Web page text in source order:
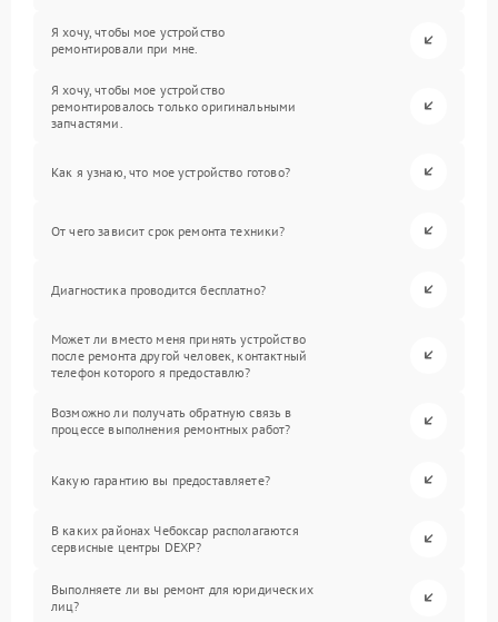
Я хочу, чтобы мое устройство
ремонтировали при мне.
Я хочу, чтобы мое устройство
ремонтировалось только оригинальными
запчастями.
Как я узнаю, что мое устройство готово?
От чего зависит срок ремонта техники?
Диагностика проводится бесплатно?
Может ли вместо меня принять устройство
после ремонта другой человек, контактный
телефон которого я предоставлю?
Возможно ли получать обратную связь в
процессе выполнения ремонтных работ?
Какую гарантию вы предоставляете?
В каких районах Чебоксар располагаются
сервисные центры DEXP?
Выполняете ли вы ремонт для юридических
лиц?